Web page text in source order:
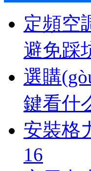
定頻空
避免踩
選購
鍵看什
安裝格
16